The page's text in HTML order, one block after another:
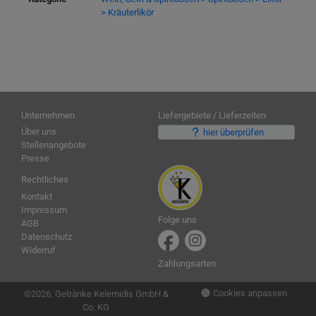
> Kräuterlikör
Folge uns
Zahlungsarten
Unternehmen
Über uns
Stellenangebote
Presse
Liefergebiete / Lieferzeiten
hier überprüfen
Rechtliches
Kontakt
Impressum
AGB
Datenschutz
Widerruf
©2026, Getränke Kelemidis GmbH &
Co. KG
Cookies anpassen